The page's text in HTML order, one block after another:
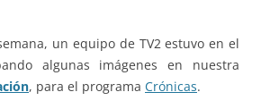
un equipo de TV2 estuvo en el
algunas imágenes en nuestra
, para el programa Crónicas.